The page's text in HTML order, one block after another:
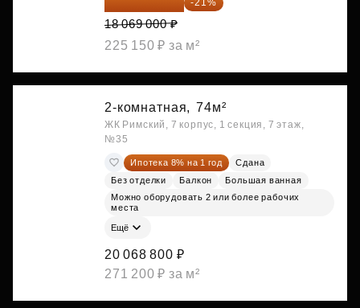
18 069 000 ₽
225 150 ₽ за м²
2-комнатная, 74м²
ЖК Римский, 7 корпус, 1 секция, 7 этаж,
№35
Ипотека 8% на 1 год
Сдана
Без отделки
Балкон
Большая ванная
Можно оборудовать 2 или более рабочих
места
Ещё
20 068 800 ₽
271 200 ₽ за м²